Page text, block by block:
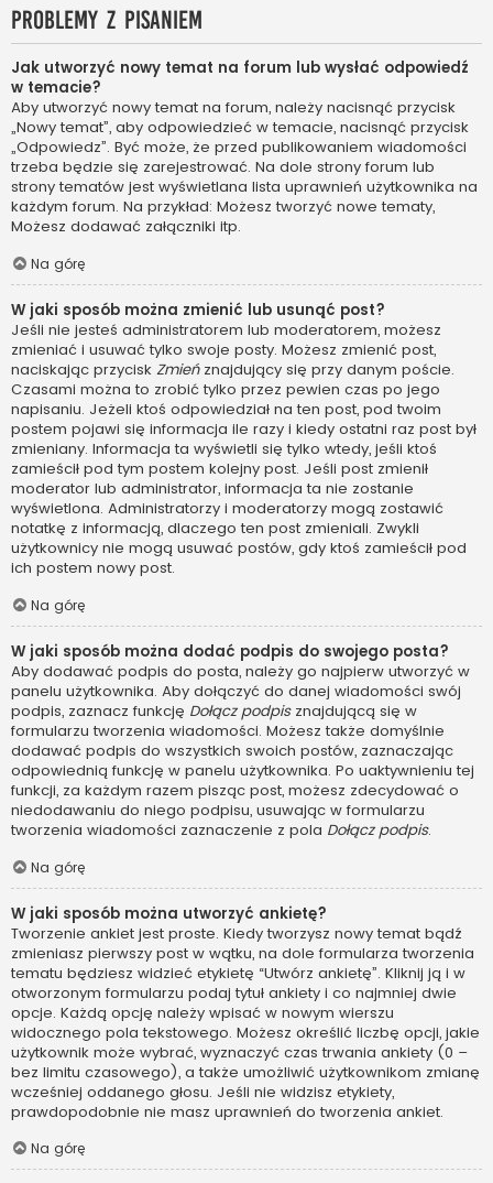
Problemy z pisaniem
Jak utworzyć nowy temat na forum lub wysłać odpowiedź
w temacie?
Aby utworzyć nowy temat na forum, należy nacisnąć przycisk
„Nowy temat”, aby odpowiedzieć w temacie, nacisnąć przycisk
„Odpowiedz”. Być może, że przed publikowaniem wiadomości
trzeba będzie się zarejestrować. Na dole strony forum lub
strony tematów jest wyświetlana lista uprawnień użytkownika na
każdym forum. Na przykład: Możesz tworzyć nowe tematy,
Możesz dodawać załączniki itp.
Na górę
W jaki sposób można zmienić lub usunąć post?
Jeśli nie jesteś administratorem lub moderatorem, możesz
zmieniać i usuwać tylko swoje posty. Możesz zmienić post,
naciskając przycisk Zmieńznajdujący się przy danym poście.
Czasami można to zrobić tylko przez pewien czas po jego
napisaniu. Jeżeli ktoś odpowiedział na ten post, pod twoim
postem pojawi się informacja ile razy i kiedy ostatni raz post był
zmieniany. Informacja ta wyświetli się tylko wtedy, jeśli ktoś
zamieścił pod tym postem kolejny post. Jeśli post zmienił
moderator lub administrator, informacja ta nie zostanie
wyświetlona. Administratorzy i moderatorzy mogą zostawić
notatkę z informacją, dlaczego ten post zmieniali. Zwykli
użytkownicy nie mogą usuwać postów, gdy ktoś zamieścił pod
ich postem nowy post.
Na górę
W jaki sposób można dodać podpis do swojego posta?
Aby dodawać podpis do posta, należy go najpierw utworzyć w
panelu użytkownika. Aby dołączyć do danej wiadomości swój
podpis, zaznacz funkcję Dołącz podpisznajdującą się w
formularzu tworzenia wiadomości. Możesz także domyślnie
dodawać podpis do wszystkich swoich postów, zaznaczając
odpowiednią funkcję w panelu użytkownika. Po uaktywnieniu tej
funkcji, za każdym razem pisząc post, możesz zdecydować o
niedodawaniu do niego podpisu, usuwając w formularzu
tworzenia wiadomości zaznaczenie z pola Dołącz podpis.
Na górę
W jaki sposób można utworzyć ankietę?
Tworzenie ankiet jest proste. Kiedy tworzysz nowy temat bądź
zmieniasz pierwszy post w wątku, na dole formularza tworzenia
tematu będziesz widzieć etykietę “Utwórz ankietę”. Kliknij ją i w
otworzonym formularzu podaj tytuł ankiety i co najmniej dwie
opcje. Każdą opcję należy wpisać w nowym wierszu
widocznego pola tekstowego. Możesz określić liczbę opcji, jakie
użytkownik może wybrać, wyznaczyć czas trwania ankiety (0 –
bez limitu czasowego), a także umożliwić użytkownikom zmianę
wcześniej oddanego głosu. Jeśli nie widzisz etykiety,
prawdopodobnie nie masz uprawnień do tworzenia ankiet.
Na górę